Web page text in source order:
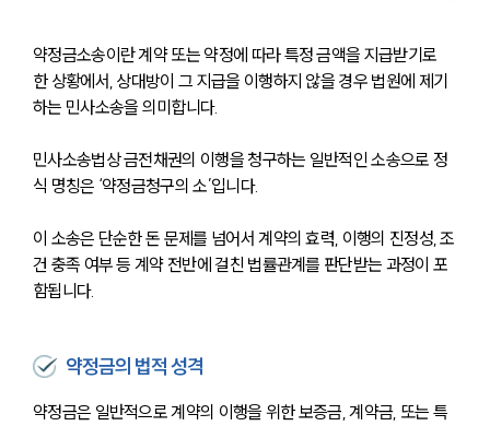
약정금소송이란 계약 또는 약정에 따라 특정 금액을 지급받기로
한 상황에서, 상대방이 그 지급을 이행하지 않을 경우 법원에 제기
하는 민사소송을 의미합니다.
민사소송법상 금전채권의 이행을 청구하는 일반적인 소송으로 정
식 명칭은 ‘약정금청구의 소’입니다.
이 소송은 단순한 돈 문제를 넘어서 계약의 효력, 이행의 진정성, 조
건 충족 여부 등 계약 전반에 걸친 법률관계를 판단받는 과정이 포
함됩니다.
약정금의 법적 성격
약정금은 일반적으로 계약의 이행을 위한 보증금, 계약금, 또는 특